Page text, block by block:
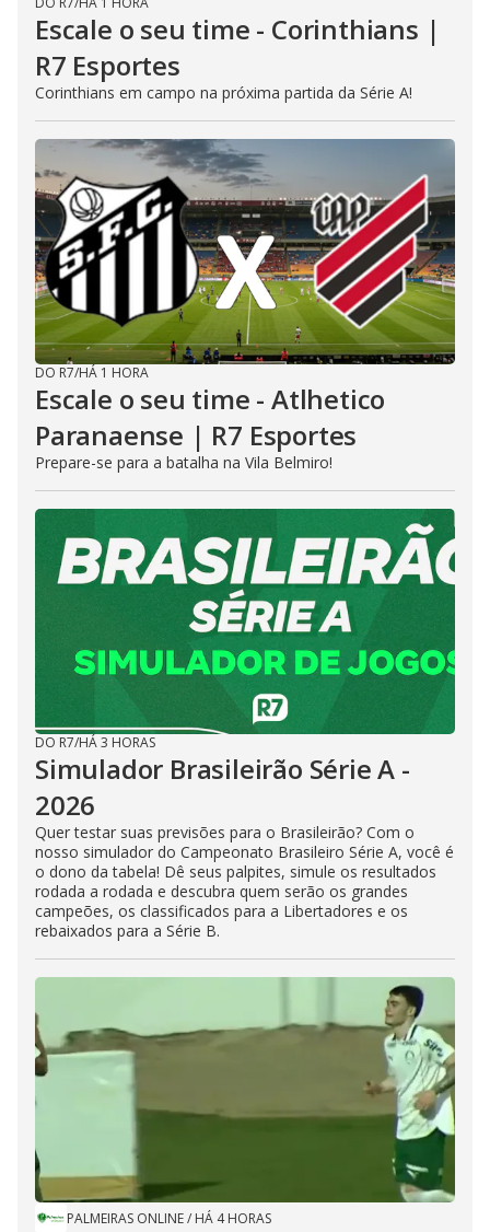
Escale o seu time - Corinthians |
R7 Esportes
Corinthians em campo na próxima partida da Série A!
DO R7/HÁ 1 HORA
Escale o seu time - Atlhetico
Paranaense | R7 Esportes
Prepare-se para a batalha na Vila Belmiro!
DO R7/HÁ 3 HORAS
Simulador Brasileirão Série A -
2026
Quer testar suas previsões para o Brasileirão? Com o
nosso simulador do Campeonato Brasileiro Série A, você é
o dono da tabela! Dê seus palpites, simule os resultados
rodada a rodada e descubra quem serão os grandes
campeões, os classificados para a Libertadores e os
rebaixados para a Série B.
PALMEIRAS ONLINE/ HÁ 4 HORAS